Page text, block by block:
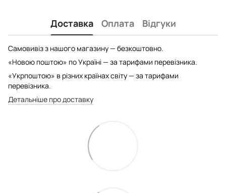
Доставка Оплата Відгуки
Самовивіз з нашого магазину — безкоштовно.
«Новою поштою» по Україні — за тарифами перевізника.
«Укрпоштою» в різних країнах світу — за тарифами
перевізника.
Детальніше про доставку